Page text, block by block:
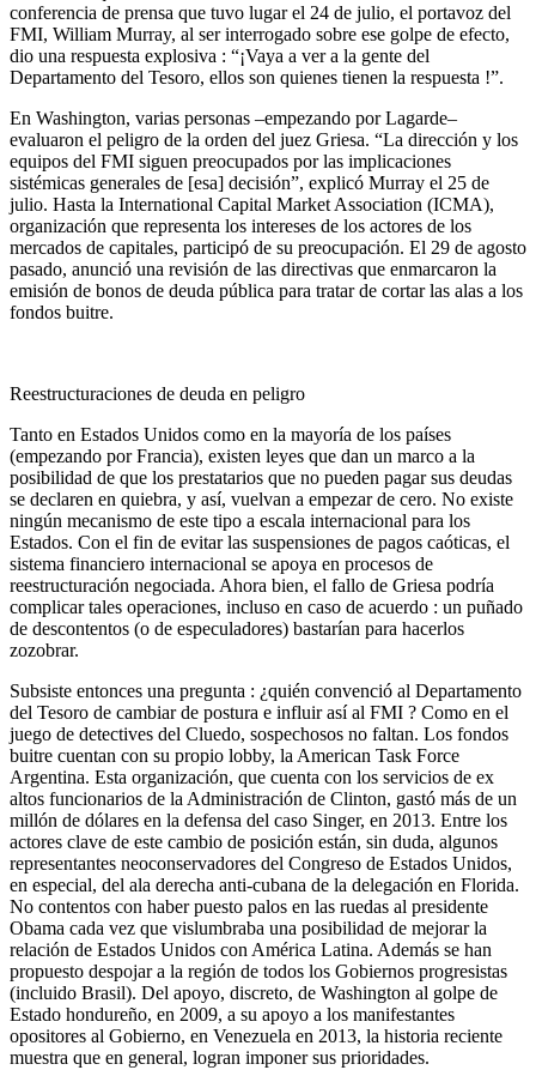
conferencia de prensa que tuvo lugar el 24 de julio, el portavoz del
FMI, William Murray, al ser interrogado sobre ese golpe de efecto,
dio una respuesta explosiva : “¡Vaya a ver a la gente del
Departamento del Tesoro, ellos son quienes tienen la respuesta !”.
En Washington, varias personas –empezando por Lagarde–
evaluaron el peligro de la orden del juez Griesa. “La dirección y los
equipos del FMI siguen preocupados por las implicaciones
sistémicas generales de [esa] decisión”, explicó Murray el 25 de
julio. Hasta la International Capital Market Association (ICMA),
organización que representa los intereses de los actores de los
mercados de capitales, participó de su preocupación. El 29 de agosto
pasado, anunció una revisión de las directivas que enmarcaron la
emisión de bonos de deuda pública para tratar de cortar las alas a los
fondos buitre.
Reestructuraciones de deuda en peligro
Tanto en Estados Unidos como en la mayoría de los países
(empezando por Francia), existen leyes que dan un marco a la
posibilidad de que los prestatarios que no pueden pagar sus deudas
se declaren en quiebra, y así, vuelvan a empezar de cero. No existe
ningún mecanismo de este tipo a escala internacional para los
Estados. Con el fin de evitar las suspensiones de pagos caóticas, el
sistema financiero internacional se apoya en procesos de
reestructuración negociada. Ahora bien, el fallo de Griesa podría
complicar tales operaciones, incluso en caso de acuerdo : un puñado
de descontentos (o de especuladores) bastarían para hacerlos
zozobrar.
Subsiste entonces una pregunta : ¿quién convenció al Departamento
del Tesoro de cambiar de postura e influir así al FMI ? Como en el
juego de detectives del Cluedo, sospechosos no faltan. Los fondos
buitre cuentan con su propio lobby, la American Task Force
Argentina. Esta organización, que cuenta con los servicios de ex
altos funcionarios de la Administración de Clinton, gastó más de un
millón de dólares en la defensa del caso Singer, en 2013. Entre los
actores clave de este cambio de posición están, sin duda, algunos
representantes neoconservadores del Congreso de Estados Unidos,
en especial, del ala derecha anti-cubana de la delegación en Florida.
No contentos con haber puesto palos en las ruedas al presidente
Obama cada vez que vislumbraba una posibilidad de mejorar la
relación de Estados Unidos con América Latina. Además se han
propuesto despojar a la región de todos los Gobiernos progresistas
(incluido Brasil). Del apoyo, discreto, de Washington al golpe de
Estado hondureño, en 2009, a su apoyo a los manifestantes
opositores al Gobierno, en Venezuela en 2013, la historia reciente
muestra que en general, logran imponer sus prioridades.